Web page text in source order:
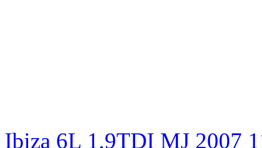
Ibiza 6L 1,9TDI MJ 2007